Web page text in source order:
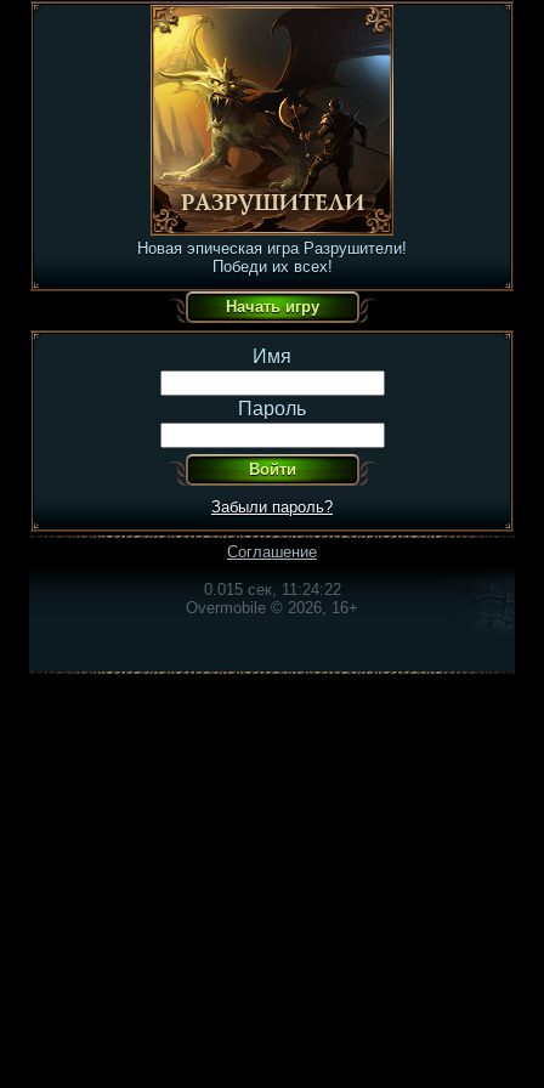
Новая эпическая игра Разрушители!
Победи их всех!
Имя
Пароль
Забыли пароль?
Соглашение
0.015 сек, 11:24:22
Overmobile © 2026, 16+